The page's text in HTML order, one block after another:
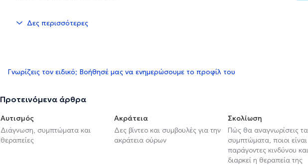
Δες περισσότερες
Γνωρίζεις τον ειδικό; Βοήθησέ μας να ενημερώσουμε το προφίλ του
Προτεινόμενα άρθρα
Αυτισμός
Διάγνωση, συμπτώματα και
θεραπείες
Ακράτεια
Δες βίντεο και συμβουλές για την
ακράτεια ούρων
Σκολίωση
Πώς θα αναγνωρίσεις τα
συμπτώματα, ποιοι είναι
παράγοντες κινδύνου
διαρκεί η θεραπεία της